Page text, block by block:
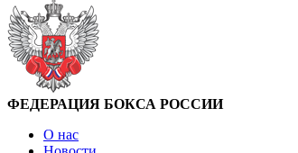
ФЕДЕРАЦИЯ БОКСА РОССИИ
О нас